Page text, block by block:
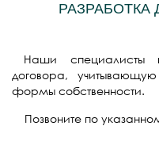
РАЗРАБОТКА
Наши специалисты
договора,
формы собственности.
Позвоните по